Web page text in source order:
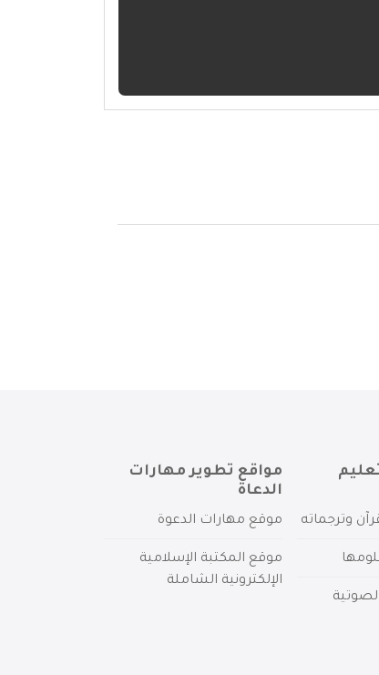
وترجماته
مواقع تطوير مهارات
الدعاة
موقع مهارات الدعوة
موقع المكتبة الإسلامية
الإلكترونية الشاملة